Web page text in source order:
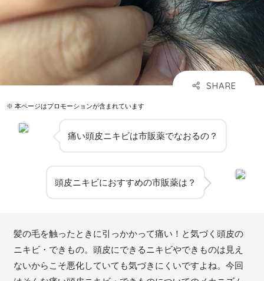
※ 本ページはプロモーションが含まれています
痛い頭皮ニキビは市販薬でなおるの？
頭皮ニキビにおすすめの市販薬は？
髪の毛を触ったときに引っかかって痛い！と気づく頭皮の
ニキビ・できもの。頭皮にできるニキビやできものは見え
ないからこそ悪化していても気づきにくいですよね。今回